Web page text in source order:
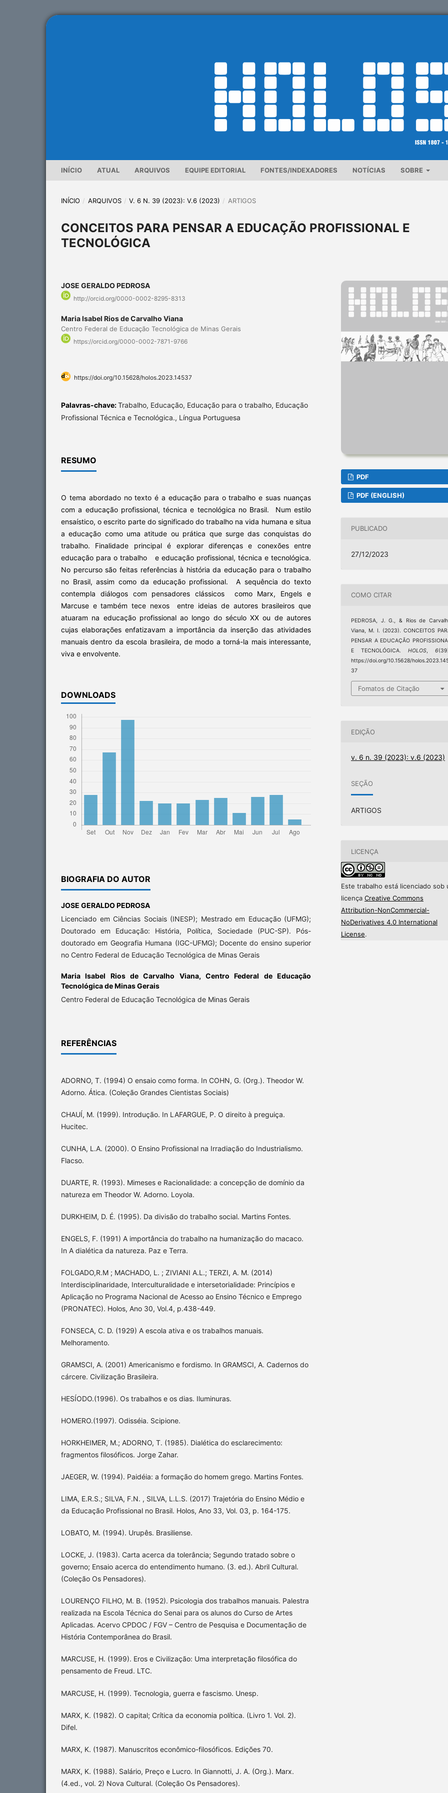
INÍCIO ATUAL ARQUIVOS EQUIPE EDITORIAL FONTES/INDEXADORES NOTÍCIAS SOBRE
INÍCIO / ARQUIVOS / V. 6 N. 39 (2023): V.6 (2023) / ARTIGOS
CONCEITOS PARA PENSAR A EDUCAÇÃO PROFISSIONAL E
TECNOLÓGICA
JOSE GERALDO PEDROSA
http://orcid.org/0000-0002-8295-8313
Maria Isabel Rios de Carvalho Viana
Centro Federal de Educação Tecnológica de Minas Gerais
https://orcid.org/0000-0002-7871-9766
https://doi.org/10.15628/holos.2023.14537
Palavras-chave:Trabalho, Educação, Educação para o trabalho, Educação
Profissional Técnica e Tecnológica., Língua Portuguesa
RESUMO
O tema abordado no texto é a educação para o trabalho e suas nuanças
com a educação profissional, técnica e tecnológica no Brasil. Num estilo
ensaístico, o escrito parte do significado do trabalho na vida humana e situa
a educação como uma atitude ou prática que surge das conquistas do
trabalho. Finalidade principal é explorar diferenças e conexões entre
educação para o trabalho e educação profissional, técnica e tecnológica.
No percurso são feitas referências à história da educação para o trabalho
no Brasil, assim como da educação profissional. A sequência do texto
contempla diálogos com pensadores clássicos como Marx, Engels e
Marcuse e também tece nexos entre ideias de autores brasileiros que
atuaram na educação profissional ao longo do século XX ou de autores
cujas elaborações enfatizavam a importância da inserção das atividades
manuais dentro da escola brasileira, de modo a torná-la mais interessante,
viva e envolvente.
DOWNLOADS
BIOGRAFIA DO AUTOR
JOSE GERALDO PEDROSA
Licenciado em Ciências Sociais (INESP); Mestrado em Educação (UFMG);
Doutorado em Educação: História, Política, Sociedade (PUC-SP). Pós-
doutorado em Geografia Humana (IGC-UFMG); Docente do ensino superior
no Centro Federal de Educação Tecnológica de Minas Gerais
Maria Isabel Rios de Carvalho Viana, Centro Federal de Educação
Tecnológica de Minas Gerais
Centro Federal de Educação Tecnológica de Minas Gerais
REFERÊNCIAS
ADORNO, T. (1994) O ensaio como forma. In COHN, G. (Org.). Theodor W.
Adorno. Ática. (Coleção Grandes Cientistas Sociais)
CHAUÍ, M. (1999). Introdução. In LAFARGUE, P. O direito à preguiça.
Hucitec.
CUNHA, L.A. (2000). O Ensino Profissional na Irradiação do Industrialismo.
Flacso.
DUARTE, R. (1993). Mimeses e Racionalidade: a concepção de domínio da
natureza em Theodor W. Adorno. Loyola.
DURKHEIM, D. É. (1995). Da divisão do trabalho social. Martins Fontes.
ENGELS, F. (1991) A importância do trabalho na humanização do macaco.
In A dialética da natureza. Paz e Terra.
FOLGADO,R.M ; MACHADO, L. ; ZIVIANI A.L.; TERZI, A. M. (2014)
Interdisciplinaridade, Interculturalidade e intersetorialidade: Princípios e
Aplicação no Programa Nacional de Acesso ao Ensino Técnico e Emprego
(PRONATEC). Holos, Ano 30, Vol.4, p.438-449.
FONSECA, C. D. (1929) A escola ativa e os trabalhos manuais.
Melhoramento.
GRAMSCI, A. (2001) Americanismo e fordismo. In GRAMSCI, A. Cadernos do
cárcere. Civilização Brasileira.
HESÍODO.(1996). Os trabalhos e os dias. Iluminuras.
HOMERO.(1997). Odisséia. Scipione.
HORKHEIMER, M.; ADORNO, T. (1985). Dialética do esclarecimento:
fragmentos filosóficos. Jorge Zahar.
JAEGER, W. (1994). Paidéia: a formação do homem grego. Martins Fontes.
LIMA, E.R.S.; SILVA, F.N. , SILVA, L.L.S. (2017) Trajetória do Ensino Médio e
da Educação Profissional no Brasil. Holos, Ano 33, Vol. 03, p. 164-175.
LOBATO, M. (1994). Urupês. Brasiliense.
LOCKE, J. (1983). Carta acerca da tolerância; Segundo tratado sobre o
governo; Ensaio acerca do entendimento humano. (3. ed.). Abril Cultural.
(Coleção Os Pensadores).
LOURENÇO FILHO, M. B. (1952). Psicologia dos trabalhos manuais. Palestra
realizada na Escola Técnica do Senai para os alunos do Curso de Artes
Aplicadas. Acervo CPDOC / FGV – Centro de Pesquisa e Documentação de
História Contemporânea do Brasil.
MARCUSE, H. (1999). Eros e Civilização: Uma interpretação filosófica do
pensamento de Freud. LTC.
MARCUSE, H. (1999). Tecnologia, guerra e fascismo. Unesp.
MARX, K. (1982). O capital; Crítica da economia política. (Livro 1. Vol. 2).
Difel.
MARX, K. (1987). Manuscritos econômico-filosóficos. Edições 70.
MARX, K. (1988). Salário, Preço e Lucro. In Giannotti, J. A. (Org.). Marx.
(4.ed., vol. 2) Nova Cultural. (Coleção Os Pensadores).
PDF
PDF (ENGLISH)
PUBLICADO
27/12/2023
COMO CITAR
PEDROSA, J. G., & Rios de
Viana, M. I. (2023). CONCEITOS
PENSAR A EDUCAÇÃO
E TECNOLÓGICA. HOLOS 6
https://doi.org/10.15628/
37
Fomatos de Citação
EDIÇÃO
v. 6 n. 39 (2023): v.6 (2023)
SEÇÃO
ARTIGOS
LICENÇA
Este trabalho está licenciado sob
licença Creative Commons
Attribution-NonCommercial-
NoDerivatives 4.0 International
License.